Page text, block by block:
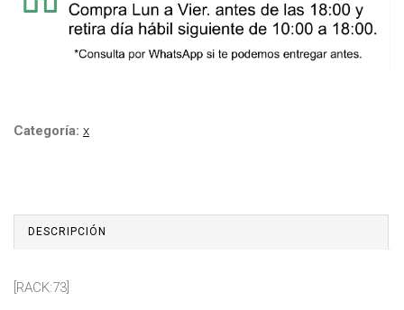
Categoría: x
DESCRIPCIÓN
[RACK:73]